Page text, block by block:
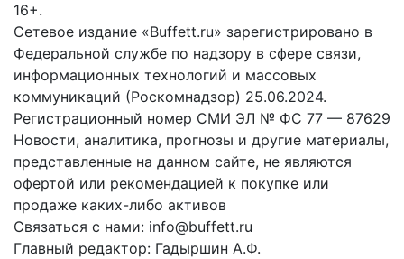
16+.
Сетевое издание «Buffett.ru» зарегистрировано в
Федеральной службе по надзору в сфере связи,
информационных технологий и массовых
коммуникаций (Роскомнадзор) 25.06.2024.
Регистрационный номер СМИ ЭЛ № ФС 77 — 87629
Новости, аналитика, прогнозы и другие материалы,
представленные на данном сайте, не являются
офертой или рекомендацией к покупке или
продаже каких-либо активов
Связаться с нами: info@buffett.ru
Главный редактор: Гадыршин А.Ф.